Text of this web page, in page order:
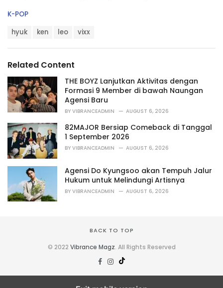
C
r
i
e
s
:
K-POP
:
hyuk ken leo vixx
Related Content
THE BOYZ Lanjutkan Aktivitas dengan
Formasi 9 Member di bawah Naungan
Agensi Baru
BY VIBRANCEADMIN AUGUST 6, 2026
82MAJOR Bersiap Comeback di Tanggal
1 September 2026
BY VIBRANCEADMIN AUGUST 6, 2026
Agensi Do Kyungsoo akan Tempuh Jalur
Hukum untuk Melindungi Artisnya
BY VIBRANCEADMIN AUGUST 6, 2026
BACK TO TOP
© 2022 Vibrance Magz. All Rights Reserved